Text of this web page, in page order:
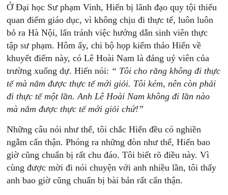
Ở Đại học Sư phạm Vinh, Hiến bị lãnh đạo quy tội thiếu
quan điểm giáo dục, vì không chịu đi thực tế, luôn luôn
bỏ ra Hà Nội, lẩn tránh việc hướng dẫn sinh viên thực
tập sư phạm. Hôm ấy, chi bộ họp kiểm thảo Hiến về
khuyết điểm này, có Lê Hoài Nam là đảng uỷ viên của
trường xuống dự. Hiến nói: “ Tôi cho rằng không đi thực
tế mà nắm được thực tế mới giỏi. Tôi kém, nên còn phải
đi thực tế một lần. Anh Lê Hoài Nam không đi lần nào
mà nắm được thực tế mới giỏi chứ!”
Những câu nói như thế, tôi chắc Hiến đều có nghiền
ngẫm cẩn thận. Phóng ra những đòn như thế, Hiến bao
giờ cũng chuẩn bị rất chu đáo. Tôi biết rõ điều này. Vì
cùng được mời đi nói chuyện với anh nhiều lần, tôi thấy
anh bao giờ cũng chuẩn bị bài bản rất cẩn thận.